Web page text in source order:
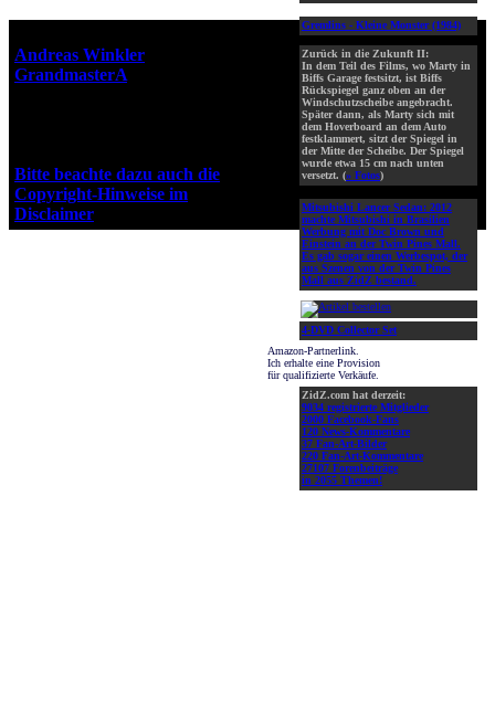
Gremlins - Kleine Monster (1984)
Zurück in die Zukunft II:
In dem Teil des Films, wo Marty in
Biffs Garage festsitzt, ist Biffs
Rückspiegel ganz oben an der
Windschutzscheibe angebracht.
Später dann, als Marty sich mit
dem Hoverboard an dem Auto
festklammert, sitzt der Spiegel in
der Mitte der Scheibe. Der Spiegel
wurde etwa 15 cm nach unten
versetzt. (» Fotos)
Mitsubishi Lancer Sedan: 2012
machte Mitsubishi in Brasilien
Werbung mit Doc Brown und
Einstein an der Twin Pines Mall.
Es gab sogar einen Werbespot, der
aus Szenen von der Twin Pines
Mall aus ZidZ bestand.
4-DVD Collector Set
Amazon-Partnerlink.
Ich erhalte eine Provision
für qualifizierte Verkäufe.
ZidZ.com hat derzeit:
9034 registrierte Mitglieder
2000 Facebook-Fans
120 News-Kommentare
37 Fan-Art-Bilder
220 Fan-Art-Kommentare
27107 Forenbeiträge
in 2055 Themen!
Andreas Winkler
GrandmasterA
Bitte beachte dazu auch die
Copyright-Hinweise im
Disclaimer